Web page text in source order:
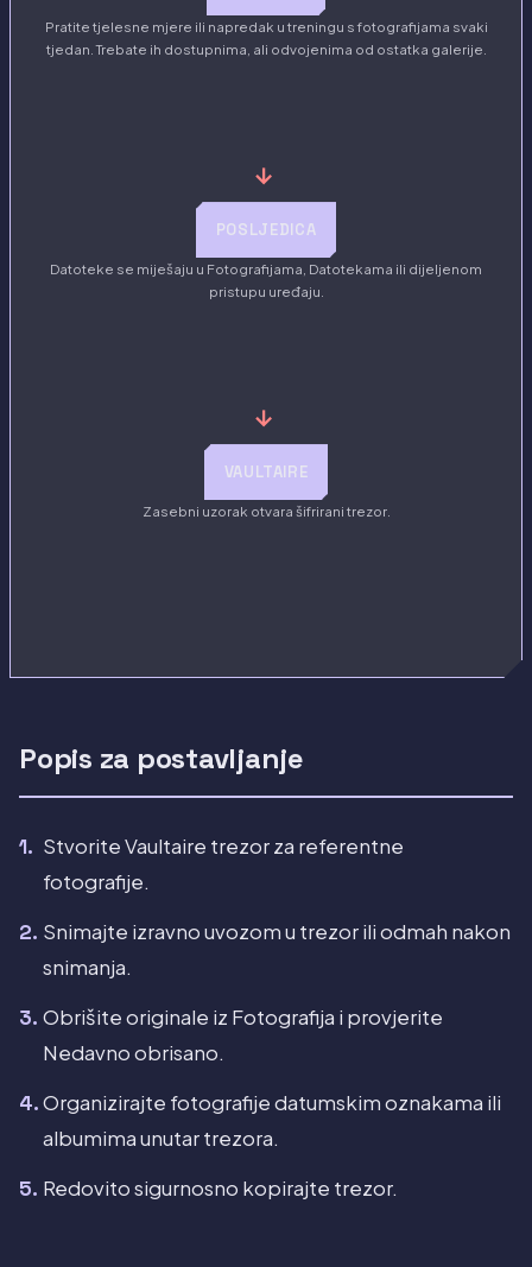
Pratite tjelesne mjere ili napredak u treningu s fotografijama svaki
tjedan. Trebate ih dostupnima, ali odvojenima od ostatka galerije.
→
POSLJEDICA
Datoteke se miješaju u Fotografijama, Datotekama ili dijeljenom
pristupu uređaju.
→
VAULTAIRE
Zasebni uzorak otvara šifrirani trezor.
Popis za postavljanje
Stvorite Vaultaire trezor za referentne
fotografije.
Snimajte izravno uvozom u trezor ili odmah nakon
snimanja.
Obrišite originale iz Fotografija i provjerite
Nedavno obrisano.
Organizirajte fotografije datumskim oznakama ili
albumima unutar trezora.
Redovito sigurnosno kopirajte trezor.